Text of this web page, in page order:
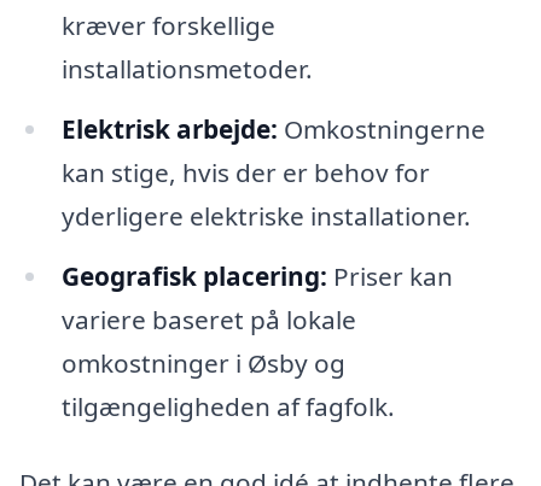
kræver forskellige
installationsmetoder.
Elektrisk arbejde: Omkostningerne
kan stige, hvis der er behov for
yderligere elektriske installationer.
Geografisk placering: Priser kan
variere baseret på lokale
omkostninger i Øsby og
tilgængeligheden af fagfolk.